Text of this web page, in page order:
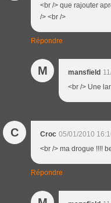
<br /> que rajouter
/> <br />
Répondre
M mansfield
<br /> Une
C Croc 05/01/2010
<br /> ma drogue !!!!
Répondre